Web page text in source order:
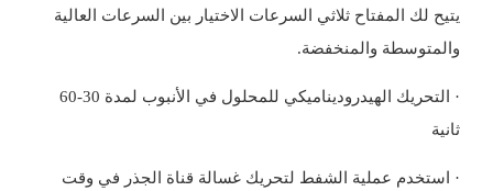
يتيح لك المفتاح ثلاثي السرعات الاختيار بين السرعات العالية
والمتوسطة والمنخفضة.
· التحريك الهيدروديناميكي للمحلول في الأنبوب لمدة 30-60
ثانية
· استخدم عملية الشفط لتحريك غسالة قناة الجذر في وقت